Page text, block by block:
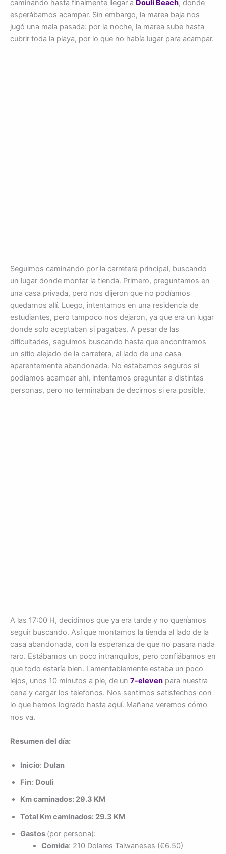
caminando hasta finalmente llegar a Douli Beach, donde
esperábamos acampar. Sin embargo, la marea baja nos
jugó una mala pasada: por la noche, la marea sube hasta
cubrir toda la playa, por lo que no había lugar para acampar.
Seguimos caminando por la carretera principal, buscando
un lugar donde montar la tienda. Primero, preguntamos en
una casa privada, pero nos dijeron que no podíamos
quedarnos allí. Luego, intentamos en una residencia de
estudiantes, pero tampoco nos dejaron, ya que era un lugar
donde solo aceptaban si pagabas. A pesar de las
dificultades, seguimos buscando hasta que encontramos
un sitio alejado de la carretera, al lado de una casa
aparentemente abandonada. No estabamos seguros si
podiamos acampar ahi, intentamos preguntar a distintas
personas, pero no terminaban de decirnos si era posible.
A las 17:00 H, decidimos que ya era tarde y no queríamos
seguir buscando. Así que montamos la tienda al lado de la
casa abandonada, con la esperanza de que no pasara nada
raro. Estábamos un poco intranquilos, pero confiábamos en
que todo estaría bien. Lamentablemente estaba un poco
lejos, unos 10 minutos a pie, de un 7-eleven para nuestra
cena y cargar los telefonos. Nos sentimos satisfechos con
lo que hemos logrado hasta aquí. Mañana veremos cómo
nos va.
Resumen del día:
Inicio: Dulan
Fin: Douli
Km caminados: 29.3 KM
Total Km caminados: 29.3 KM
Gastos (por persona):
Comida: 210 Dolares Taiwaneses (€6.50)